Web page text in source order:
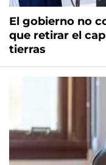
El gobierno no
que retirar el
tierras